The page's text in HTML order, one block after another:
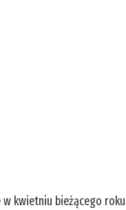
w kwietniu bieżącego